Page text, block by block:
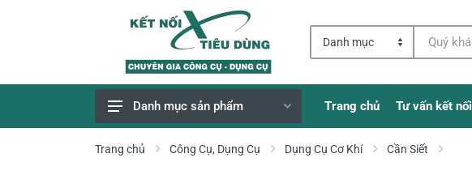
Giao Hàng Miễn Phí
Danh mục sản phẩm Trang chủ Tư vấn kết nối
Trang chủ Công Cụ, Dụng Cụ Dụng Cụ Cơ Khí Cần Siết